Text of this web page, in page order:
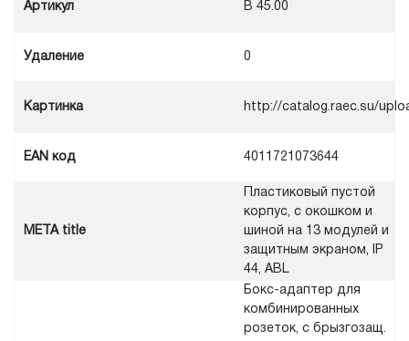
Артикул B 45.00
Удаление 0
Картинка http://catalog.raec.su/
EAN код 4011721073644
META title
Пластиковый пустой
корпус, с окошком и
шиной на 13 модулей и
защитным экраном, IP
44, ABL
Бокс-адаптер для
комбинированных
розеток, с брызгозащ.